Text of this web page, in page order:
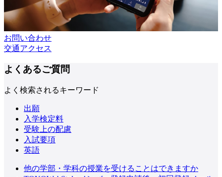
お問い合わせ
交通アクセス
よくあるご質問
よく検索されるキーワード
出願
入学検定料
受験上の配慮
入試要項
英語
他の学部・学科の授業を受けることはできますか